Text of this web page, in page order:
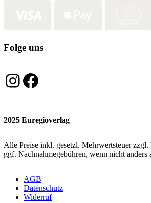
Folge uns
Instagram
Facebook
2025 Euregioverlag
Alle Preise inkl. gesetzl. Mehrwertsteuer zzgl.
ggf. Nachnahmegebühren, wenn nicht anders
AGB
Datenschutz
Widerruf